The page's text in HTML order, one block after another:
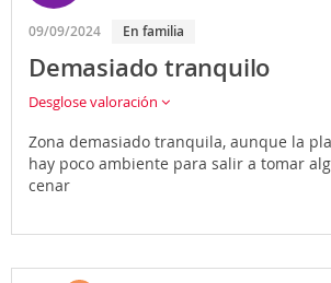
09/09/2024 En familia
Demasiado tranquilo
Desglose valoración
Zona demasiado tranquila, aunque la
hay poco ambiente para salir a tomar
cenar